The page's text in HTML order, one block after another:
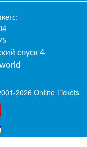
:
спуск 4
2026 Online Tickets